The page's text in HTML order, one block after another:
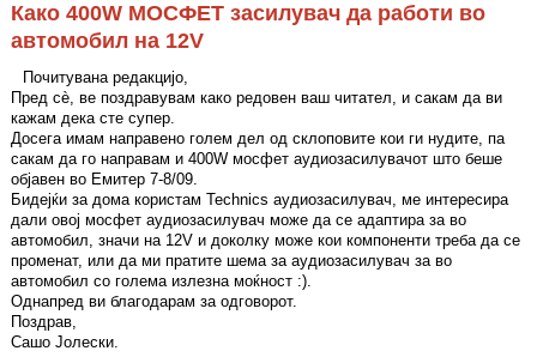
Како 400W МОСФЕТ засилувач да работи во
автомобил на 12V
Почитувана редакцијо,
Пред сè, ве поздравувам како редовен ваш читател, и сакам да ви
кажам дека сте супер.
Досега имам направено голем дел од склоповите кои ги нудите, па
сакам да го направам и 400W мосфет аудиозасилувачот што беше
објавен во Емитер 7-8/09.
Бидејќи за дома користам Technics аудиозасилувач, ме интересира
дали овој мосфет аудиозасилувач може да се адаптира за во
автомобил, значи на 12V и доколку може кои компоненти треба да се
променат, или да ми пратите шема за аудиозасилувач за во
автомобил со голема излезна моќност :).
Однапред ви благодарам за одговорот.
Поздрав,
Сашо Јолески.